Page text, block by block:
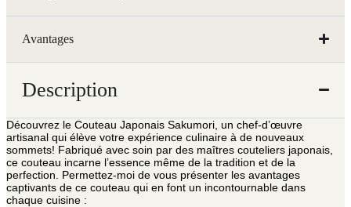
Avantages
Description
Découvrez le Couteau Japonais Sakumori, un chef-d’œuvre
artisanal qui élève votre expérience culinaire à de nouveaux
sommets! Fabriqué avec soin par des maîtres couteliers japonais,
ce couteau incarne l’essence même de la tradition et de la
perfection. Permettez-moi de vous présenter les avantages
captivants de ce couteau qui en font un incontournable dans
chaque cuisine :